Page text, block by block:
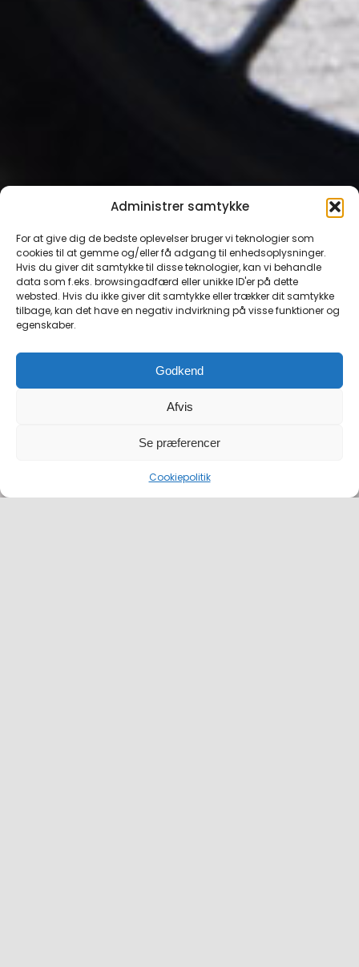
Administrer samtykke
For at give dig de bedste oplevelser bruger vi teknologier som
cookies til at gemme og/eller få adgang til enhedsoplysninger.
Hvis du giver dit samtykke til disse teknologier, kan vi behandle
data som f.eks. browsingadfærd eller unikke ID'er på dette
websted. Hvis du ikke giver dit samtykke eller trækker dit samtykke
tilbage, kan det have en negativ indvirkning på visse funktioner og
egenskaber.
Godkend
Afvis
Se præferencer
Cookiepolitik